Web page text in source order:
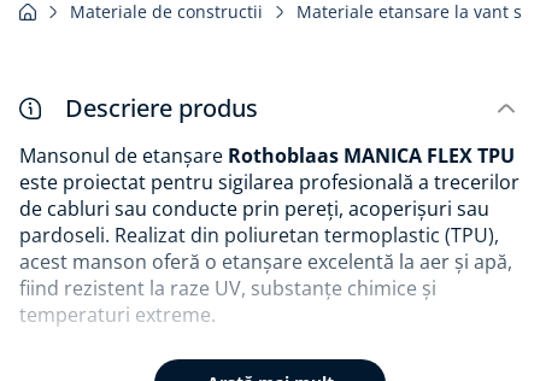
Materiale de constructii Materiale etansare la vant si
Descriere produs
Mansonul de etanșare Rothoblaas MANICA FLEX TPU
este proiectat pentru sigilarea profesională a trecerilor
de cabluri sau conducte prin pereți, acoperișuri sau
pardoseli. Realizat din poliuretan termoplastic (TPU),
acest manson oferă o etanșare excelentă la aer și apă,
fiind rezistent la raze UV, substanțe chimice și
temperaturi extreme.
Flexibilitatea materialului permite adaptarea la orice